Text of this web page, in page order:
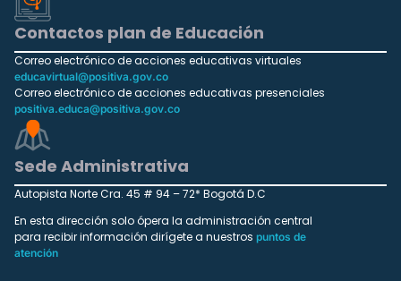
Contactos plan de Educación
Correo electrónico de acciones educativas virtuales
educavirtual@positiva.gov.co
Correo electrónico de acciones educativas presenciales
positiva.educa@positiva.gov.co
Sede Administrativa
Autopista Norte Cra. 45 # 94 – 72* Bogotá D.C
En esta dirección solo ópera la administración central
para recibir información dirígete a nuestros puntos de
atención